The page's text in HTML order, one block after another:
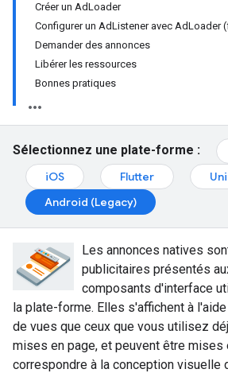
Créer un AdLoader
Configurer un AdListener avec AdLoader
Demander des annonces
Libérer les ressources
Bonnes pratiques
Sélectionnez une plate-forme :
iOS
Flutter
Android (Legacy)
Les annonces natives
publicitaires présentés
composants d'interface
la plate-forme. Elles s'affichent à
de vues que ceux que vous utilisez
mises en page, et peuvent être mises
correspondre à la conception visuelle